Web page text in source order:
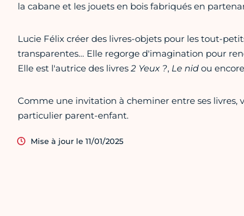
la cabane et les jouets en bois fabriqués en
Lucie Félix créer des livres-objets pour les tout-
transparentes… Elle regorge d'imagination pour
Elle est l'autrice des livres2 Yeux ?, Le nidou encore
Comme une invitation à cheminer entre ses
particulier parent-enfant.
Mise à jour le 11/01/2025